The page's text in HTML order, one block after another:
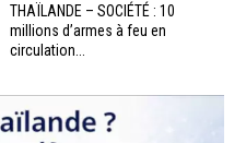
THAÏLANDE – SOCIÉTÉ : 10
millions d’armes à feu en
circulation...